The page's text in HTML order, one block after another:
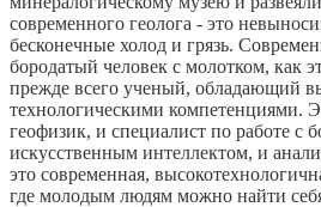
современного геолога - это
бесконечные холод и грязь.
бородатый человек с молотком, как
прежде всего ученый, обладающий
технологическими компетенциями.
геофизик, и специалист по работе
искусственным интеллектом, и
это современная,
где молодым людям можно найти